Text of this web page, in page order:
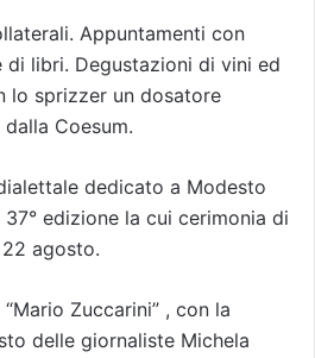
Appuntamenti con
di libri. Degustazioni di vini ed
lo sprizzer un dosatore
Coesum.
dedicato a Modesto
edizione la cui cerimonia di
agosto.
Zuccarini” , con la
delle giornaliste Michela